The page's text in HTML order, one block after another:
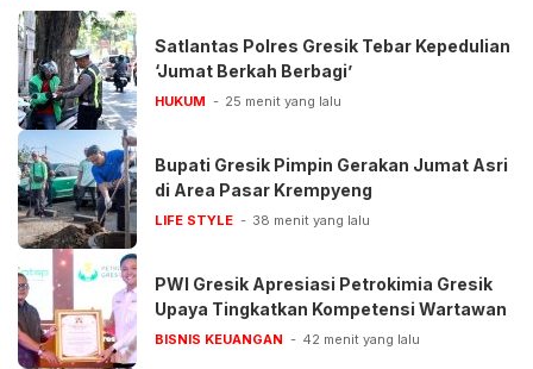
Satlantas Polres Gresik Tebar Kepedulian
‘Jumat Berkah Berbagi’
HUKUM 25 menit yang lalu
Bupati Gresik Pimpin Gerakan Jumat Asri
di Area Pasar Krempyeng
LIFE STYLE 38 menit yang lalu
PWI Gresik Apresiasi Petrokimia Gresik
Upaya Tingkatkan Kompetensi Wartawan
BISNIS KEUANGAN 42 menit yang lalu